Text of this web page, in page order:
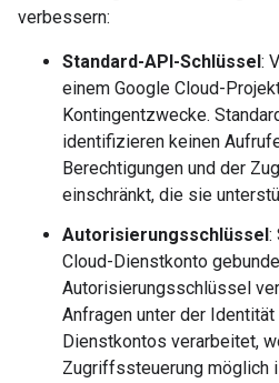
verbessern:
Standard-API-Schlüssel:
einem Google Cloud-
Kontingentzwecke.
identifizieren keinen
Berechtigungen und der
einschränkt, die sie
Autorisierungsschlüssel:
Cloud-Dienstkonto
Autorisierungsschlüssel
Anfragen unter der
Dienstkontos verarbeitet,
Zugriffssteuerung möglich